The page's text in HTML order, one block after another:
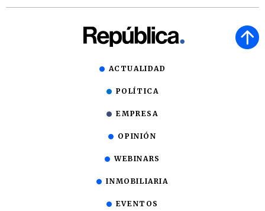
ACTUALIDAD
POLÍTICA
EMPRESA
OPINIÓN
WEBINARS
INMOBILIARIA
EVENTOS